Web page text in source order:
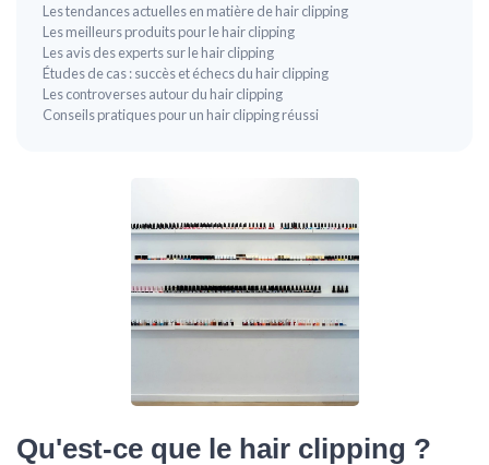
Les tendances actuelles en matière de hair clipping
Les meilleurs produits pour le hair clipping
Les avis des experts sur le hair clipping
Études de cas : succès et échecs du hair clipping
Les controverses autour du hair clipping
Conseils pratiques pour un hair clipping réussi
Qu'est-ce que le hair clipping ?